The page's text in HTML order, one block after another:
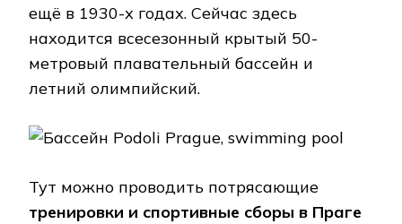
ещё в 1930-х годах. Сейчас здесь
находится всесезонный крытый 50-
метровый плавательный бассейн и
летний олимпийский.
Тут можно проводить потрясающие
тренировки и спортивные сборы в Праге